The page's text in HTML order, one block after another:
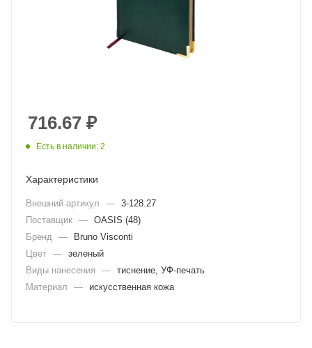
716.67 ₽
Есть в наличии: 2
Характеристики
Внешний артикул — 3-128.27
Поставщик — OASIS (48)
Бренд
—
Bruno Visconti
Цвет — зеленый
Виды нанесения
— тиснение, УФ-печать
Материал
— искусственная кожа